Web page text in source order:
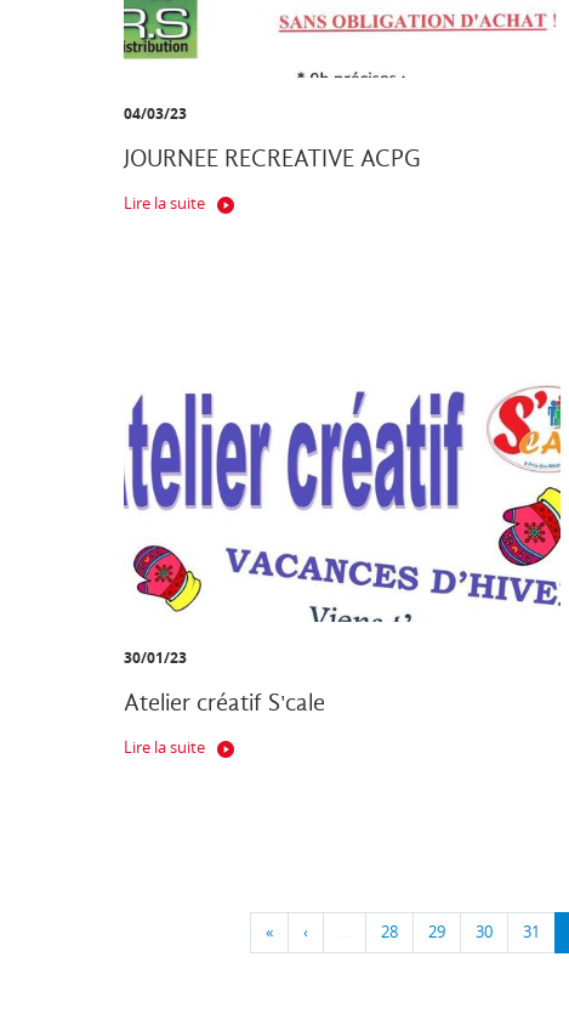
04/03/23
JOURNEE RECREATIVE ACPG
Lire la suite
30/01/23
Atelier créatif S'cale
Lire la suite
« ‹ … 28 29 30 31